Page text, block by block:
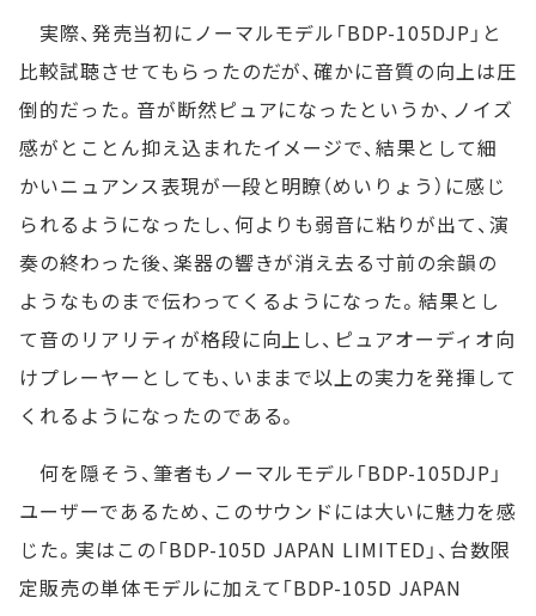
実際、発売当初にノーマルモデル「BDP-105DJP」と
比較試聴させてもらったのだが、確かに音質の向上は圧
倒的だった。音が断然ピュアになったというか、ノイズ
感がとことん抑え込まれたイメージで、結果として細
かいニュアンス表現が一段と明瞭（めいりょう）に感じ
られるようになったし、何よりも弱音に粘りが出て、演
奏の終わった後、楽器の響きが消え去る寸前の余韻の
ようなものまで伝わってくるようになった。結果とし
て音のリアリティが格段に向上し、ピュアオーディオ向
けプレーヤーとしても、いままで以上の実力を発揮して
くれるようになったのである。
何を隠そう、筆者もノーマルモデル「BDP-105DJP」
ユーザーであるため、このサウンドには大いに魅力を感
じた。実はこの「BDP-105D JAPAN LIMITED」、台数限
定販売の単体モデルに加えて「BDP-105D JAPAN